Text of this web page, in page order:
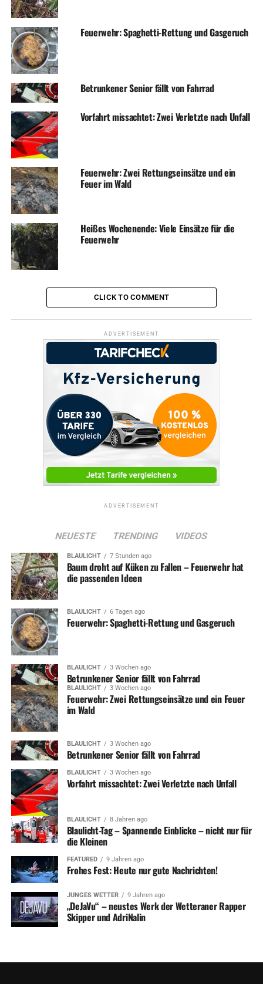
RELATED TOPICS: BLAULICHT NEWS
UP NEXT
Einbrecher kamen zu Weihnachten
DON'T MISS
Heute nur gute Nachrichten! :-)
Feuerwehr: Spaghetti-Rettung und Gasgeruch
Betrunkener Senior fällt von Fahrrad
Vorfahrt missachtet: Zwei Verletzte nach Unfall
Feuerwehr: Zwei Rettungseinsätze und ein
Feuer im Wald
Heißes Wochenende: Viele Einsätze für die
Feuerwehr
CLICK TO COMMENT
ADVERTISEMENT
ADVERTISEMENT
NEUESTE TRENDING VIDEOS
BLAULICHT 7 Stunden ago
Baum droht auf Küken zu Fallen – Feuerwehr hat
die passenden Ideen
BLAULICHT 6 Tagen ago
Feuerwehr: Spaghetti-Rettung und Gasgeruch
BLAULICHT 3 Wochen ago
Betrunkener Senior fällt von Fahrrad
BLAULICHT 3 Wochen ago
Feuerwehr: Zwei Rettungseinsätze und ein Feuer
im Wald
BLAULICHT 3 Wochen ago
Betrunkener Senior fällt von Fahrrad
BLAULICHT 3 Wochen ago
Vorfahrt missachtet: Zwei Verletzte nach Unfall
BLAULICHT 8 Jahren ago
Blaulicht-Tag – Spannende Einblicke – nicht nur für
die Kleinen
FEATURED 9 Jahren ago
Frohes Fest: Heute nur gute Nachrichten!
JUNGES WETTER 9 Jahren ago
„DeJaVu“ – neustes Werk der Wetteraner Rapper
Skipper und AdriNalin